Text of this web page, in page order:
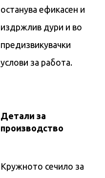
останува ефикасен и
издржлив дури и во
предизвикувачки
услови за работа.
Детали за
производство
Кружното сечило за